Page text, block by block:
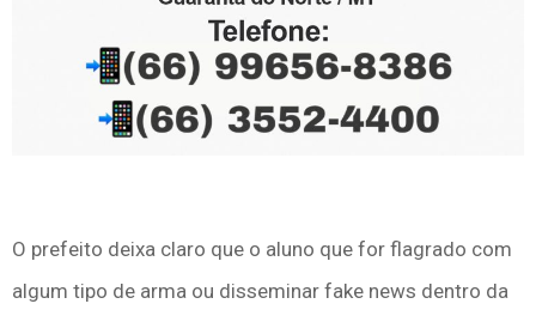
O prefeito deixa claro que o aluno que for flagrado com
algum tipo de arma ou disseminar fake news dentro da